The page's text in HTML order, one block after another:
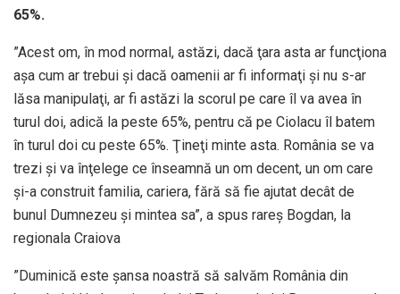
65%.
”Acest om, în mod normal, astăzi, dacă ţara asta ar funcţiona
aşa cum ar trebui şi dacă oamenii ar fi informaţi şi nu s-ar
lăsa manipulaţi, ar fi astăzi la scorul pe care îl va avea în
turul doi, adică la peste 65%, pentru că pe Ciolacu îl batem
în turul doi cu peste 65%. Ţineţi minte asta. România se va
trezi şi va înţelege ce înseamnă un om decent, un om care
şi-a construit familia, cariera, fără să fie ajutat decât de
bunul Dumnezeu şi mintea sa”, a spus rareş Bogdan, la
regionala Craiova
”Duminică este şansa noastră să salvăm România din